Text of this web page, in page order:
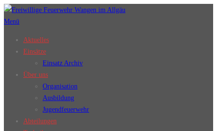
Zum
Inhalt
Menü
Aktuelles
Einsätze
Einsatz Archiv
Über uns
Organisation
Ausbildung
Jugendfeuerwehr
Abteilungen